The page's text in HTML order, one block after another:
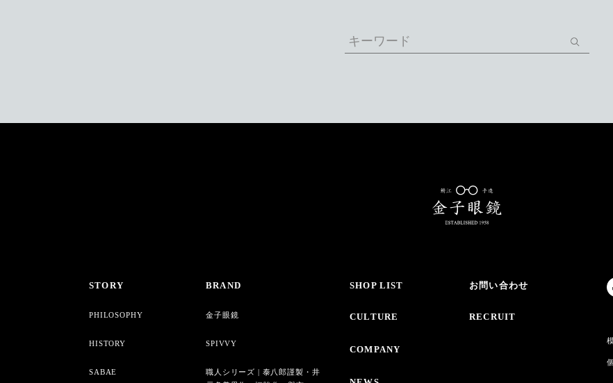
STORY
PHILOSOPHY
HISTORY
SABAE
BRAND
金子眼鏡
SPIVVY
職人シリーズ | 泰八郎謹製・井
SHOP LIST
CULTURE
COMPANY
お問い合わせ
RECRUIT